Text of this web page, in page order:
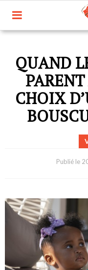
QUAND
CHOIX
Publié le